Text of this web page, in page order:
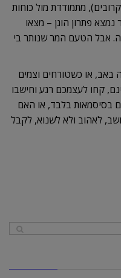
מתמודדת מול כוחות
פתרון הוגן – מצאו
אבל הטעם המר שנותר בי
באב, או כשטורחים וצמים
קחו לעצמכם רגע וחישבו
בסיסמאות בלבד, או האם
לאהוב ולא לשנוא, לקבל